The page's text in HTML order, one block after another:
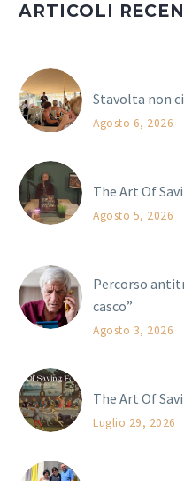
ARTICOLI
Stavolta non
Agosto 6, 2026
The Art Of
Agosto 5, 2026
Percorso
casco”
Agosto 3, 2026
The Art Of
Luglio 29, 2026